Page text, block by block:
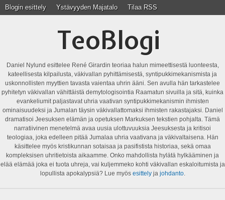
Blogin esittely Ystävyyden Majatalo Tilaa RSS
TeoBlogi
Daniel Nylund esittelee René Girardin teoriaa halun mimeettisestä luonteesta,
kateellisesta kilpailusta, väkivallan pyhittämisestä, syntipukkimekanismista ja
uskonnollisten myyttien tavasta vaientaa uhrin ääni. Sen avulla hän tarkastelee
pyhitetyn väkivallan vähittäistä demytologisointia Raamatun sivuilla ja sitä, kuinka
evankeliumit paljastavat uhria vaativan syntipukkimekanismin ihmisten
ominaisuudeksi ja Jumalan täysin väkivallattomaksi ihmisten rakastajaksi. Daniel
dramatisoi Jeesuksen elämän ja opetuksen Markuksen tekstien pohjalta. Tämä
narratiivinen menetelmä avaa uusia ulottuvuuksia Jeesuksesta ja kritisoi
teologiaa, joka edelleen pitää Jumalaa uhria vaativana ja väkivaltaisena. Hän
käsittelee myös kristikunnan sotaisaa ja pasifistista historiaa, sekä omaa
kompleksisen uhritietoista aikaamme. Onko mahdollista hylätä hylkääminen ja
elää elämää joka ei tuota uhreja, vai kuljemmeko kohti väkivallan eskaloitumista ja
lopullista apokalypsiä? Lue myös esittelyja johdanto.